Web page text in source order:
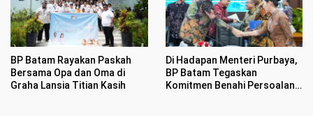
BP Batam Rayakan Paskah
Bersama Opa dan Oma di
Graha Lansia Titian Kasih
Di Hadapan Menteri Purbaya,
BP Batam Tegaskan
Komitmen Benahi Persoalan